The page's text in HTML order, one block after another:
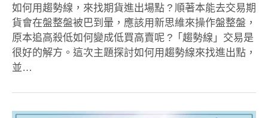
如何用趨勢線，來找期貨進出場點 ? 順著本能去交易期
貨會在盤整盤被巴到暈，應該用新思維來操作盤整盤，
原本追高殺低如何變成低買高賣呢 ?「趨勢線」交易是
很好的解方。這次主題探討如何用趨勢線來找進出點，
並…